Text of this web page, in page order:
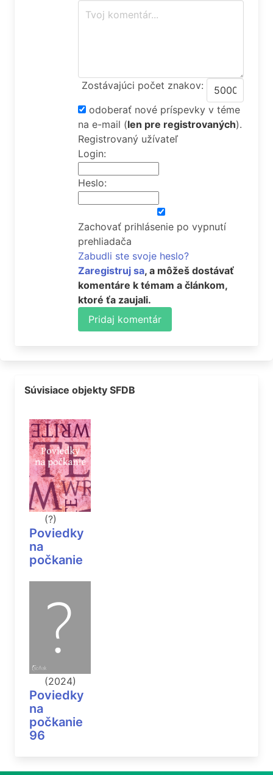
Zostávajúci počet znakov:
odoberať nové príspevky v téme
na e-mail (len pre registrovaných).
Registrovaný užívateľ
Login:
Heslo:
Zachovať prihlásenie po vypnutí
prehliadača
Zabudli ste svoje heslo?
Zaregistruj sa, a môžeš dostávať
komentáre k témam a článkom,
ktoré ťa zaujali.
Pridaj komentár
Súvisiace objekty SFDB
(?)
Poviedky
na
počkanie
(2024)
Poviedky
na
počkanie
96